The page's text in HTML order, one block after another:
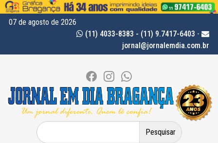
07 de agosto de 2026
(11) 4033-8383 - (11) 9.7417-6403 -
jornal@jornalemdia.com.br
Pesquisar
por: